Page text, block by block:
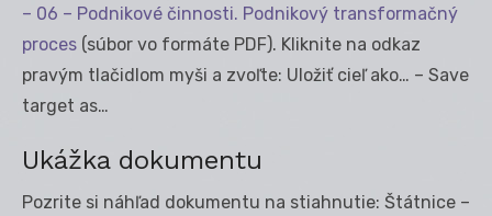
– 06 – Podnikové činnosti. Podnikový transformačný
proces (súbor vo formáte PDF). Kliknite na odkaz
pravým tlačidlom myši a zvoľte: Uložiť cieľ ako… – Save
target as…
Ukážka dokumentu
Pozrite si náhľad dokumentu na stiahnutie: Štátnice –